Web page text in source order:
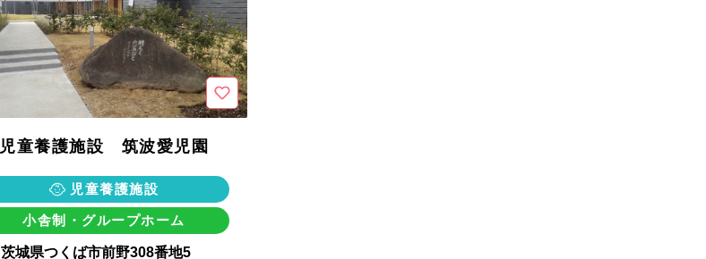
児童養護施設 筑波愛児園
児童養護施設
小舎制・グループホーム
茨城県つくば市前野308番地5